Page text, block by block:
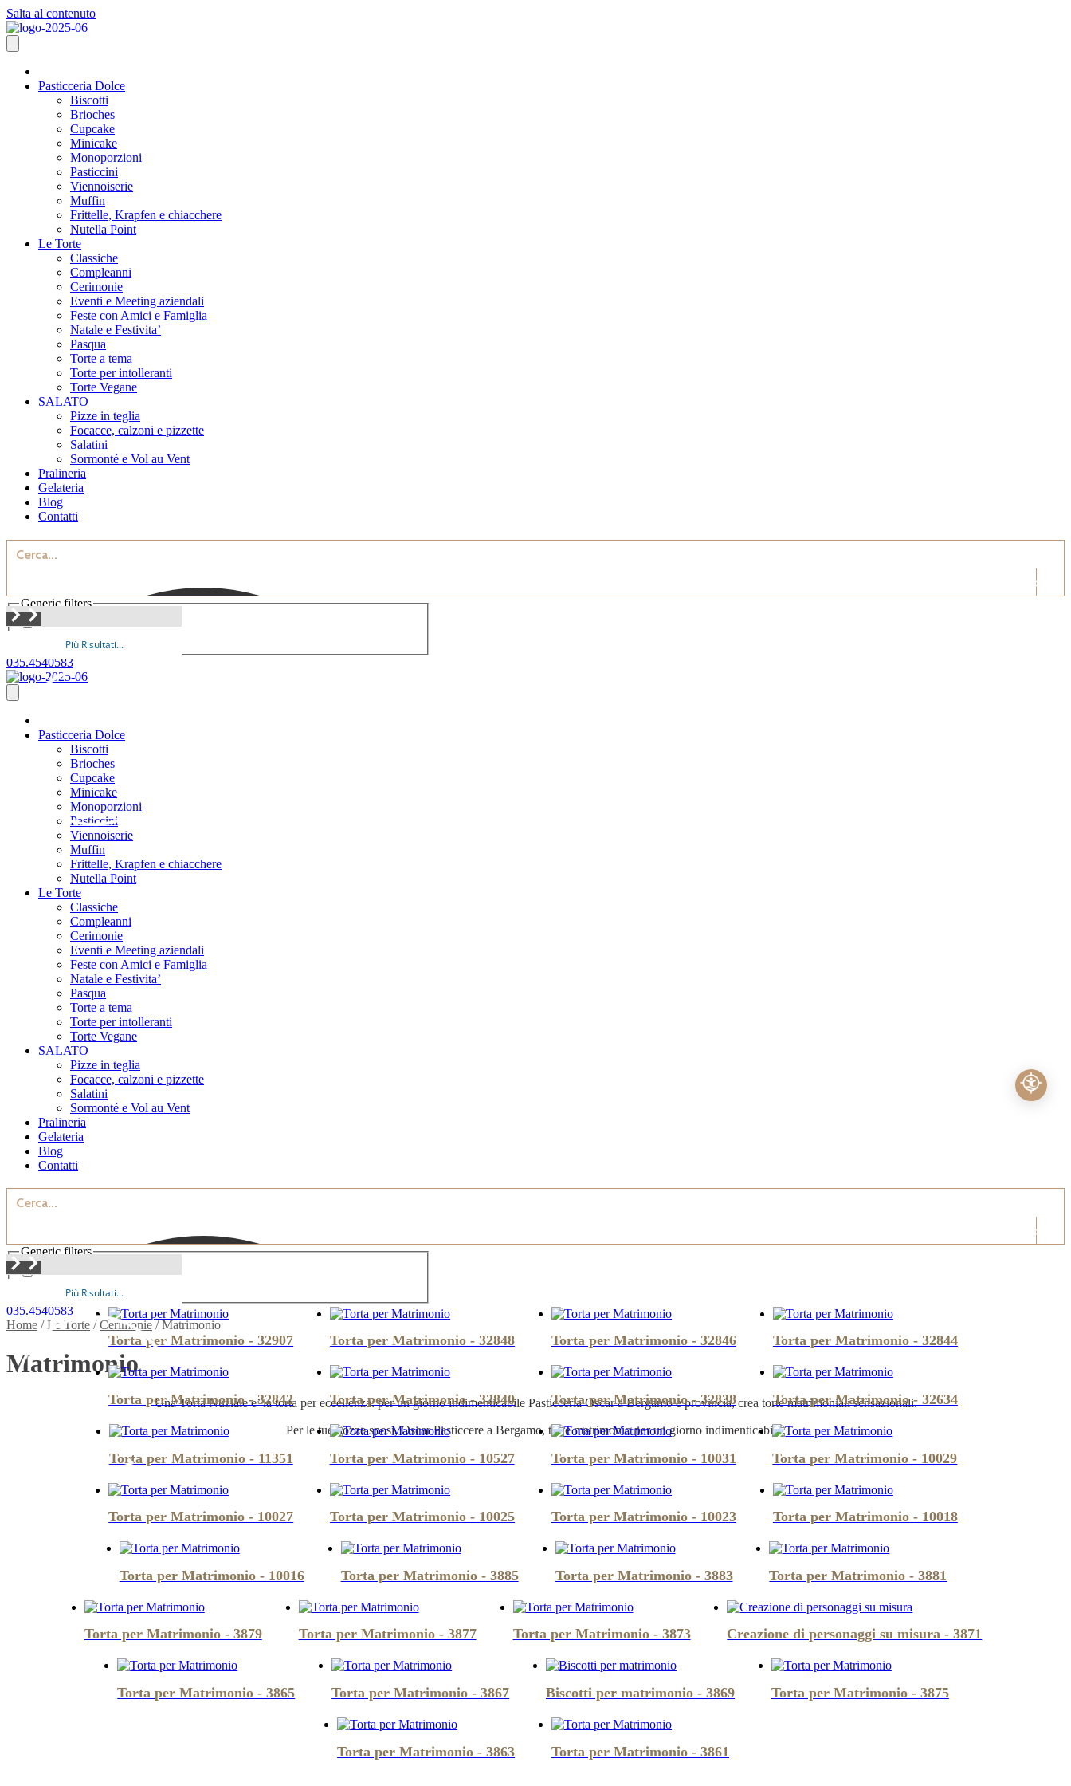
Salta al contenuto
Pasticceria Dolce
Biscotti
Brioches
Cupcake
Minicake
Monoporzioni
Pasticcini
Viennoiserie
Muffin
Frittelle, Krapfen e chiacchere
Nutella Point
Le Torte
Classiche
Compleanni
Cerimonie
Eventi e Meeting aziendali
Feste con Amici e Famiglia
Natale e Festivita’
Pasqua
Torte a tema
Torte per intolleranti
Torte Vegane
SALATO
Pizze in teglia
Focacce, calzoni e pizzette
Salatini
Sormonté e Vol au Vent
Pralineria
Gelateria
Blog
Contatti
Cerca...
Più Risultati...
Generic filters
Exact matches only
035.4540583
Pasticceria Dolce
Biscotti
Brioches
Cupcake
Minicake
Monoporzioni
Pasticcini
Viennoiserie
Muffin
Frittelle, Krapfen e chiacchere
Nutella Point
Le Torte
Classiche
Compleanni
Cerimonie
Eventi e Meeting aziendali
Feste con Amici e Famiglia
Natale e Festivita’
Pasqua
Torte a tema
Torte per intolleranti
Torte Vegane
SALATO
Pizze in teglia
Focacce, calzoni e pizzette
Salatini
Sormonté e Vol au Vent
Pralineria
Gelateria
Blog
Contatti
Cerca...
Più Risultati...
Generic filters
Exact matches only
035.4540583
Home /Le Torte /Cerimonie/ Matrimonio
Matrimonio
Una Torta Nuziale e’ la torta per eccellenza: per un giorno indimenticabile Pasticceria Oscar a Bergamo e provincia, crea torte matrimoniali sensazionali.
Per le tue nozze sposi, Oscar Pasticcere a Bergamo, torte matrimonio per un giorno indimenticabile.
Torta per Matrimonio - 32907 Torta per Matrimonio - 32848 Torta per Matrimonio - 32846 Torta per Matrimonio - 32844
Torta per Matrimonio - 32842 Torta per Matrimonio - 32840 Torta per Matrimonio - 32838 Torta per Matrimonio - 32634
Torta per Matrimonio - 11351 Torta per Matrimonio - 10527 Torta per Matrimonio - 10031 Torta per Matrimonio - 10029
Torta per Matrimonio - 10027 Torta per Matrimonio - 10025 Torta per Matrimonio - 10023 Torta per Matrimonio - 10018
Torta per Matrimonio - 10016 Torta per Matrimonio - 3885 Torta per Matrimonio - 3883 Torta per Matrimonio - 3881
Torta per Matrimonio - 3879 Torta per Matrimonio - 3877 Torta per Matrimonio - 3873 Creazione di personaggi su misura - 3871
Torta per Matrimonio - 3865 Torta per Matrimonio - 3867 Biscotti per matrimonio - 3869 Torta per Matrimonio - 3875
Torta per Matrimonio - 3863 Torta per Matrimonio - 3861